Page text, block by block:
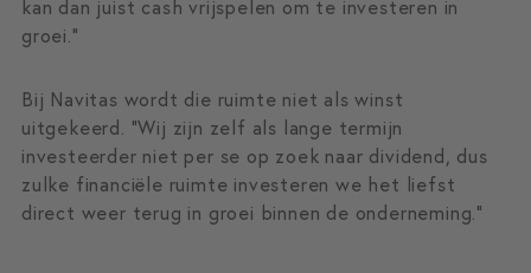
kan dan juist cash vrijspelen om te investeren in
groei.”
Bij Navitas wordt die ruimte niet als winst
uitgekeerd. “Wij zijn zelf als lange termijn
investeerder niet per se op zoek naar dividend, dus
zulke financiële ruimte investeren we het liefst
direct weer terug in groei binnen de onderneming.”